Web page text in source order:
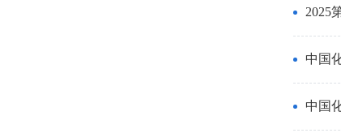
2025
中国
中国